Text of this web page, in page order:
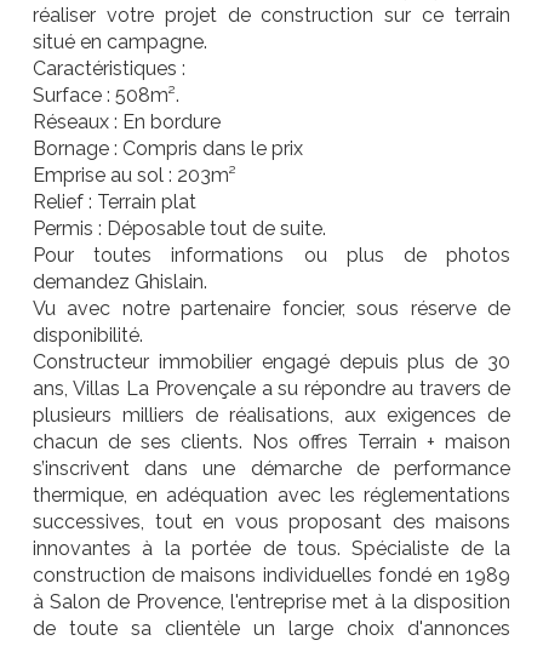
réaliser votre projet de construction sur ce terrain
situé en campagne.
Caractéristiques :
Surface : 508m².
Réseaux : En bordure
Bornage : Compris dans le prix
Emprise au sol : 203m²
Relief : Terrain plat
Permis : Déposable tout de suite.
Pour toutes informations ou plus de photos
demandez Ghislain.
Vu avec notre partenaire foncier, sous réserve de
disponibilité.
Constructeur immobilier engagé depuis plus de 30
ans, Villas La Provençale a su répondre au travers de
plusieurs milliers de réalisations, aux exigences de
chacun de ses clients. Nos offres Terrain + maison
s’inscrivent dans une démarche de performance
thermique, en adéquation avec les réglementations
successives, tout en vous proposant des maisons
innovantes à la portée de tous. Spécialiste de la
construction de maisons individuelles fondé en 1989
à Salon de Provence, l'entreprise met à la disposition
de toute sa clientèle un large choix d'annonces